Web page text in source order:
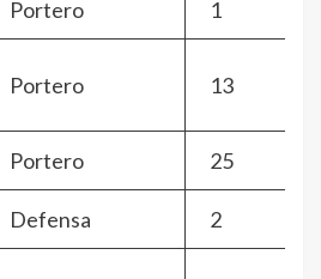
Portero 1
Portero 13
Portero 25
Defensa 2